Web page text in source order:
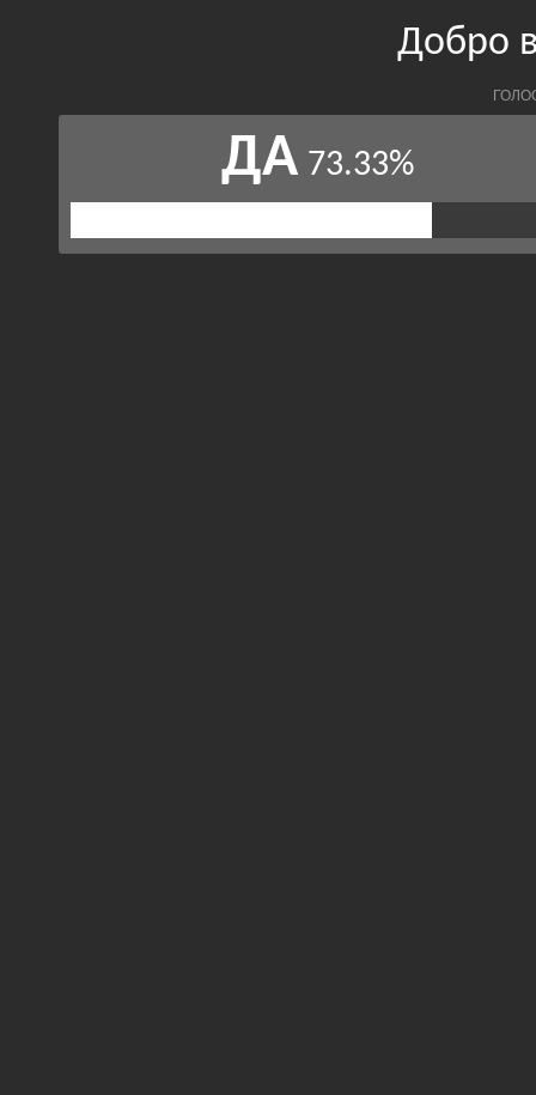
Добро
ДА 73.33%